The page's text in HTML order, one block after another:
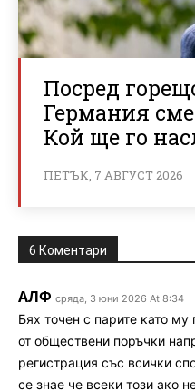
Посред
Германия
Кой ще го
ПЕТЪК, 7 АВГУСТ 2026
6 Коментари
АЛФ сряда, 3 юни 2026 At 8:34
Бях точен с парите като
от обществени поръчки
регистрация със всички
се знае че всеки този ако